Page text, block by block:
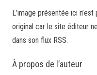
L’image présentée ici
original car le site éditeur
dans son flux RSS.
À propos de l’auteur